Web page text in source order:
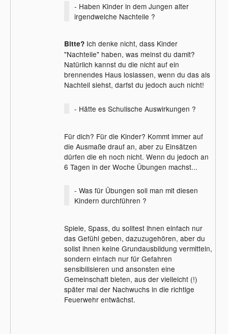
- Haben Kinder in dem Jungen alter
irgendwelche Nachteile ?
Bitte?Ich denke nicht, dass Kinder
"Nachteile" haben, was meinst du damit?
Natürlich kannst du die nicht auf ein
brennendes Haus loslassen, wenn du das als
Nachteil siehst, darfst du jedoch auch nicht!
- Hätte es Schulische Auswirkungen ?
Für dich? Für die Kinder? Kommt immer auf
die Ausmaße drauf an, aber zu Einsätzen
dürfen die eh noch nicht. Wenn du jedoch an
6 Tagen in der Woche Übungen machst...
- Was für Übungen soll man mit diesen
Kindern durchführen ?
Spiele, Spass, du solltest ihnen einfach nur
das Gefühl geben, dazuzugehören, aber du
sollst ihnen keine Grundausbildung vermitteln,
sondern einfach nur für Gefahren
sensibilisieren und ansonsten eine
Gemeinschaft bieten, aus der vielleicht (!)
später mal der Nachwuchs in die richtige
Feuerwehr entwächst.